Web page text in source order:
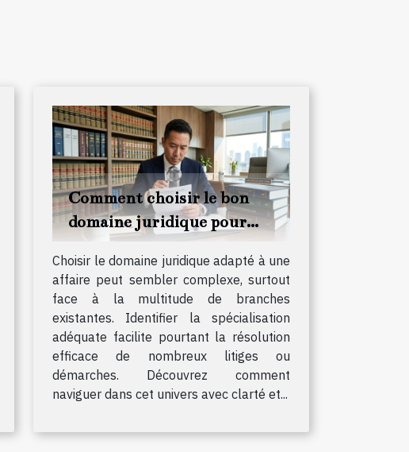
Comment choisir le bon
domaine juridique pour
votre affaire ?
Choisir le domaine juridique adapté à une
affaire peut sembler complexe, surtout
face à la multitude de branches
existantes. Identifier la spécialisation
adéquate facilite pourtant la résolution
efficace de nombreux litiges ou
démarches. Découvrez comment
naviguer dans cet univers avec clarté et...